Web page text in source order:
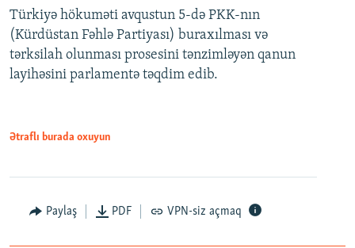
Auto 240p 360p 480p
720p 1080p
360p
480p
Türkiyə hökuməti avqustun 5-də PKK-nın
(Kürdüstan Fəhlə Partiyası) buraxılması və
tərksilah olunması prosesini tənzimləyən qanun
layihəsini parlamentə təqdim edib.
Ətraflı burada oxuyun
Paylaş PDF VPN-siz açmaq